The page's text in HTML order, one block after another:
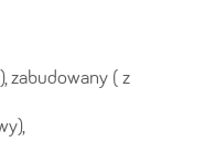
zabudowany ( z